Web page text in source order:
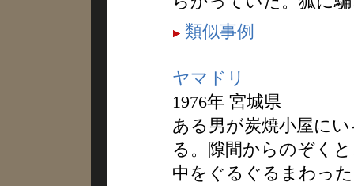
類似事例
ヤマドリ
1976年 宮城県
ある男が炭焼小屋に
る。隙間からのぞく
中をぐるぐるまわっ